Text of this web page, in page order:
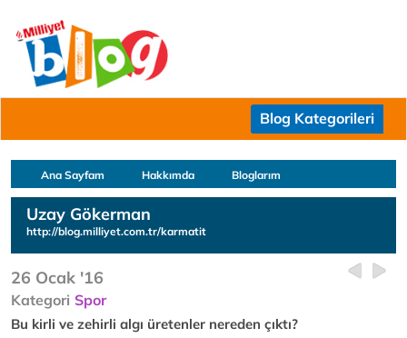
Blog Kategorileri
Ana Sayfam Hakkımda Bloglarım
Uzay Gökerman
http://blog.milliyet.com.tr/karmatit
26 Ocak '16
Kategori Spor
Bu kirli ve zehirli algı üretenler nereden çıktı?